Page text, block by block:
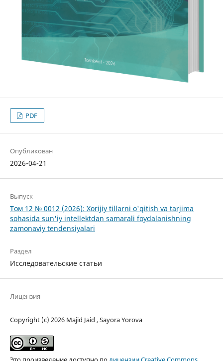
PDF
Опубликован
2026-04-21
Выпуск
Том 12 № 0012 (2026): Xorijiy tillarni o'qitish va tarjima
sohasida sun'iy intellektdan samarali foydalanishning
zamonaviy tendensiyalari
Раздел
Исследовательские статьи
Лицензия
Copyright (c) 2026 Majid Jaid , Sayora Yorova